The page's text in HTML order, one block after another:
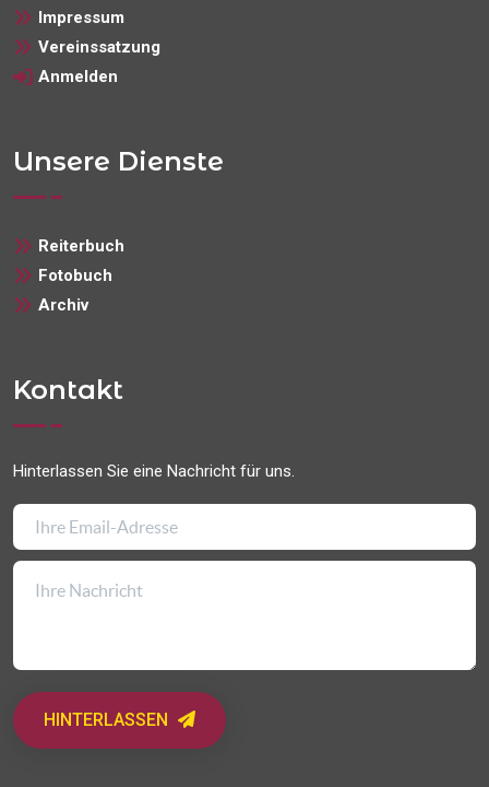
Impressum
Vereinssatzung
Anmelden
Unsere Dienste
Reiterbuch
Fotobuch
Archiv
Kontakt
Hinterlassen Sie eine Nachricht für uns.
HINTERLASSEN